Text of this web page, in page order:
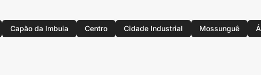
Capão da Imbuia Centro Cidade Industrial Mossunguê